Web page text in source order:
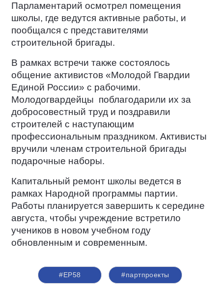
Парламентарий осмотрел помещения
школы, где ведутся активные работы, и
пообщался с представителями
строительной бригады.
В рамках встречи также состоялось
общение активистов «Молодой Гвардии
Единой России» с рабочими.
Молодогвардейцы поблагодарили их за
добросовестный труд и поздравили
строителей с наступающим
профессиональным праздником. Активисты
вручили членам строительной бригады
подарочные наборы.
Капитальный ремонт школы ведется в
рамках Народной программы партии.
Работы планируется завершить к середине
августа, чтобы учреждение встретило
учеников в новом учебном году
обновленным и современным.
#ЕР58 #партпроекты